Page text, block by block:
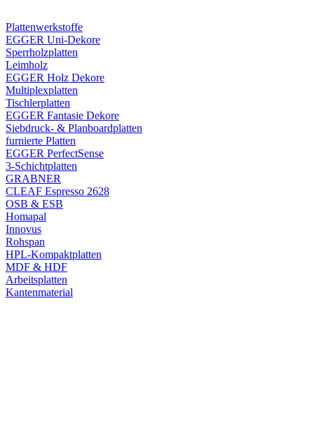
Plattenwerkstoffe
EGGER Uni-Dekore
Sperrholzplatten
Leimholz
EGGER Holz Dekore
Multiplexplatten
Tischlerplatten
EGGER Fantasie Dekore
Siebdruck- & Planboardplatten
furnierte Platten
EGGER PerfectSense
3-Schichtplatten
GRABNER
CLEAF Espresso 2628
OSB & ESB
Homapal
Innovus
Rohspan
HPL-Kompaktplatten
MDF & HDF
Arbeitsplatten
Kantenmaterial